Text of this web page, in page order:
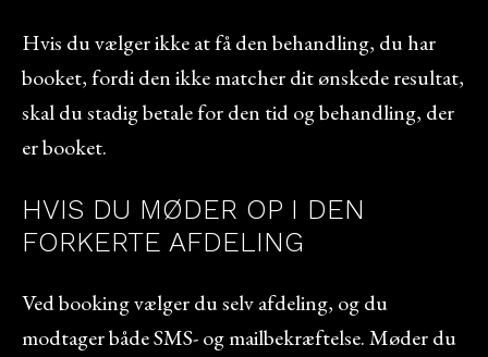
Hvis du vælger ikke at få den behandling, du har
booket, fordi den ikke matcher dit ønskede resultat,
skal du stadig betale for den tid og behandling, der
er booket.
HVIS DU MØDER OP I DEN
FORKERTE AFDELING
Ved booking vælger du selv afdeling, og du
modtager både SMS- og mailbekræftelse. Møder du